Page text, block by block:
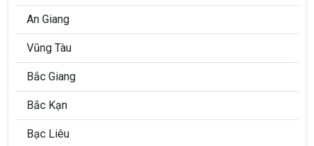
Quận 12
Quận Phú Nhuận
Quận Bình Thạnh
Quận Tân Bình
Quận Tân Phú
An Giang
Vũng Tàu
Bắc Giang
Bắc Kạn
Bạc Liêu